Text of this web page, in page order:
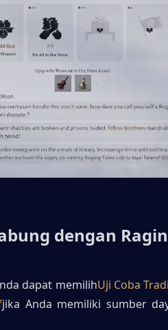
dengan
dapat memilihUji Coba
jika Anda memiliki sumber